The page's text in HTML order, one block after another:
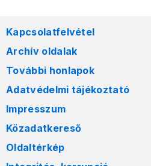
Kapcsolatfelvétel
Archív oldalak
További honlapok
Adatvédelmi tájékoztató
Impresszum
Közadatkereső
Oldaltérkép